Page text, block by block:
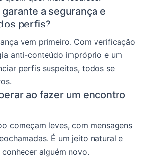
a segurança e
perfis?
vem primeiro. Com verificação
anti-conteúdo impróprio e um
perfis suspeitos, todos se
ao fazer um encontro
começam leves, com mensagens
É um jeito natural e
alguém novo.